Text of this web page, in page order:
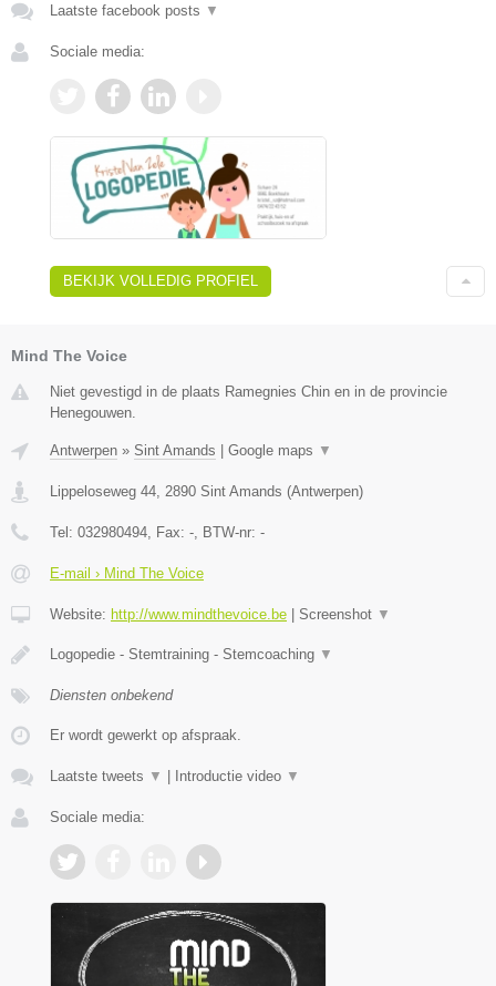
Laatste facebook posts ▼
Sociale media:
BEKIJK VOLLEDIG PROFIEL
Mind The Voice
Niet gevestigd in de plaats Ramegnies Chin en in de provincie
Henegouwen.
Antwerpen » Sint Amands Google maps ▼
Lippeloseweg 44 2890 Sint Amands (Antwerpen)
Tel: 032980494 , Fax: - , BTW-nr: -
E-mail › Mind The Voice
Website: http://www.mindthevoice.be Screenshot ▼
Logopedie - Stemtraining - Stemcoaching ▼
Diensten onbekend
Er wordt gewerkt op afspraak.
Laatste tweets ▼ Introductie video ▼
Sociale media: